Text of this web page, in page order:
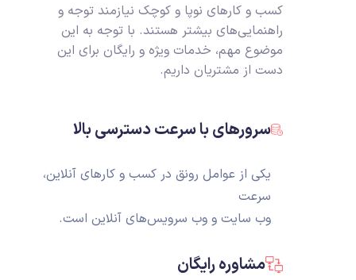
کسب و کارهای نوپا و کوچک نیازمند توجه و
راهنمایی‌های بیشتر هستند. با توجه به این
موضوع مهم، خدمات ویژه و رایگان برای این
دست از مشتریان داریم.
سرورهای با سرعت دسترسی بالا
یکی از عوامل رونق در کسب و کارهای آنلاین،
سرعت
وب سایت و وب سرویس‌های آنلاین است.
مشاوره رایگان